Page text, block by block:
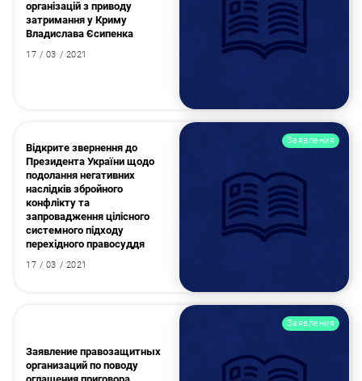
організацій з приводу
затримання у Криму
Владислава Єсипенка
17 / 03 / 2021
Заявления
Відкрите звернення до
Президента України щодо
подолання негативних
наслідків збройного
конфлікту та
запровадження цілісного
системного підходу
перехідного правосуддя
17 / 03 / 2021
Заявления
Заявление правозащитных
организаций по поводу